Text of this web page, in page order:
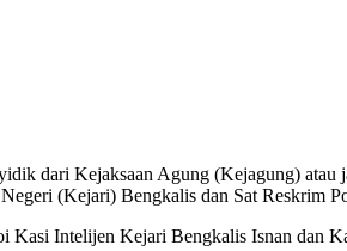
dari Kejaksaan Agung (Kejagung)
(Kejari) Bengkalis dan Sat Reskrim
Kasi Intelijen Kejari Bengkalis Isnan dan